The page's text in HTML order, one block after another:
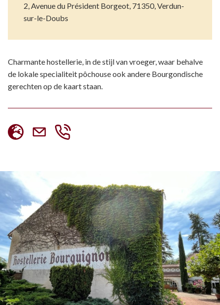
2, Avenue du Président Borgeot, 71350, Verdun-
sur-le-Doubs
Charmante hostellerie, in de stijl van vroeger, waar behalve
de lokale specialiteit pôchouse ook andere Bourgondische
gerechten op de kaart staan.